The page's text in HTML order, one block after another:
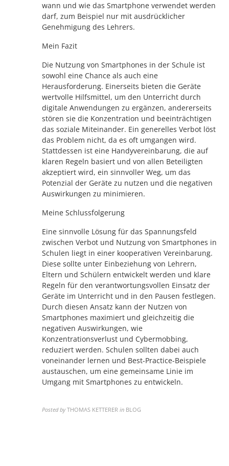
wann und wie das Smartphone verwendet werden
darf, zum Beispiel nur mit ausdrücklicher
Genehmigung des Lehrers.
Mein Fazit
Die Nutzung von Smartphones in der Schule ist
sowohl eine Chance als auch eine
Herausforderung. Einerseits bieten die Geräte
wertvolle Hilfsmittel, um den Unterricht durch
digitale Anwendungen zu ergänzen, andererseits
stören sie die Konzentration und beeinträchtigen
das soziale Miteinander. Ein generelles Verbot löst
das Problem nicht, da es oft umgangen wird.
Stattdessen ist eine Handyvereinbarung, die auf
klaren Regeln basiert und von allen Beteiligten
akzeptiert wird, ein sinnvoller Weg, um das
Potenzial der Geräte zu nutzen und die negativen
Auswirkungen zu minimieren.
Meine Schlussfolgerung
Eine sinnvolle Lösung für das Spannungsfeld
zwischen Verbot und Nutzung von Smartphones in
Schulen liegt in einer kooperativen Vereinbarung.
Diese sollte unter Einbeziehung von Lehrern,
Eltern und Schülern entwickelt werden und klare
Regeln für den verantwortungsvollen Einsatz der
Geräte im Unterricht und in den Pausen festlegen.
Durch diesen Ansatz kann der Nutzen von
Smartphones maximiert und gleichzeitig die
negativen Auswirkungen, wie
Konzentrationsverlust und Cybermobbing,
reduziert werden. Schulen sollten dabei auch
voneinander lernen und Best-Practice-Beispiele
austauschen, um eine gemeinsame Linie im
Umgang mit Smartphones zu entwickeln.
Posted by THOMAS KETTERER in BLOG